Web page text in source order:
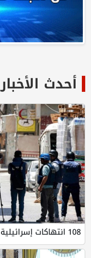
أحدث الأخبار
108 انتهاكات إسرائيلية بحق الصحافيين الف...